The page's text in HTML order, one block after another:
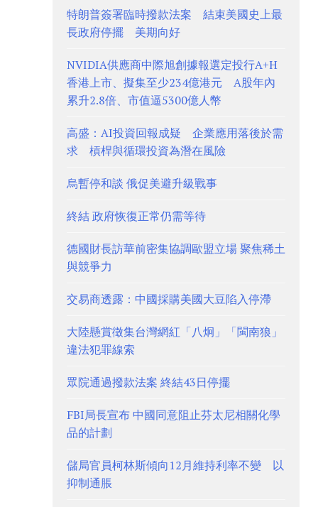
特朗普簽署臨時撥款法案 結束美國史上最
長政府停擺 美期向好
NVIDIA供應商中際旭創據報選定投行A+H
香港上市、擬集至少234億港元 A股年內
累升2.8倍、市值逼5300億人幣
高盛：AI投資回報成疑 企業應用落後於需
求 槓桿與循環投資為潛在風險
烏暫停和談 俄促美避升級戰事
終結 政府恢復正常仍需等待
德國財長訪華前密集協調歐盟立場 聚焦稀土
與競爭力
交易商透露：中國採購美國大豆陷入停滯
大陸懸賞徵集台灣網紅「八炯」「閩南狼」
違法犯罪線索
眾院通過撥款法案 終結43日停擺
FBI局長宣布 中國同意阻止芬太尼相關化學
品的計劃
儲局官員柯林斯傾向12月維持利率不變 以
抑制通脹